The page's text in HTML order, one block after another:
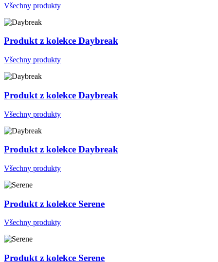
Všechny produkty
Produkt z kolekce Daybreak
Všechny produkty
Produkt z kolekce Daybreak
Všechny produkty
Produkt z kolekce Daybreak
Všechny produkty
Produkt z kolekce Serene
Všechny produkty
Produkt z kolekce Serene